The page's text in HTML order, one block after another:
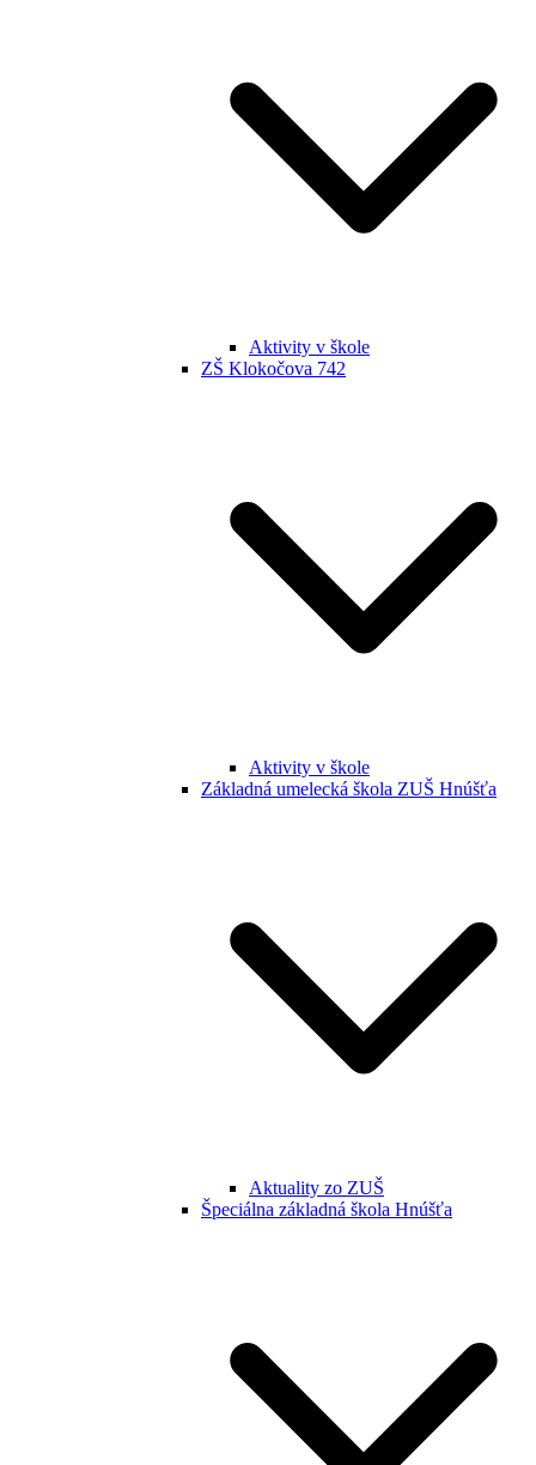
Aktivity v škole
ZŠ Klokočova 742
Aktivity v škole
Základná umelecká škola ZUŠ Hnúšťa
Aktuality zo ZUŠ
Špeciálna základná škola Hnúšťa